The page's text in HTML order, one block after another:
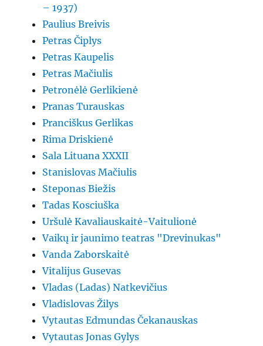
– 1937)
Paulius Breivis
Petras Čiplys
Petras Kaupelis
Petras Mačiulis
Petronėlė Gerlikienė
Pranas Turauskas
Pranciškus Gerlikas
Rima Driskienė
Sala Lituana XXXII
Stanislovas Mačiulis
Steponas Biežis
Tadas Kosciuška
Uršulė Kavaliauskaitė-Vaitulionė
Vaikų ir jaunimo teatras "Drevinukas"
Vanda Zaborskaitė
Vitalijus Gusevas
Vladas (Ladas) Natkevičius
Vladislovas Žilys
Vytautas Edmundas Čekanauskas
Vytautas Jonas Gylys